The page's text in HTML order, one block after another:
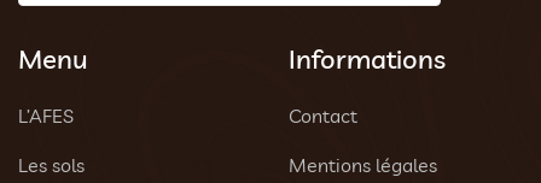
Menu
L’AFES
Les sols
Informations
Contact
Mentions légales